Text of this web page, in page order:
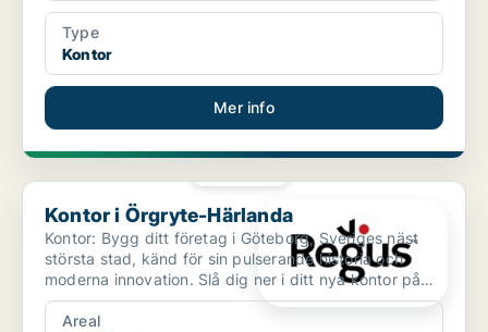
Type
Kontor
Mer info
Kontor i Örgryte-Härlanda
Kontor i Örgryte-Härlanda
Kontor: Bygg ditt företag i Göteborg, Sveriges näst
största stad, känd för sin pulserande historia och
moderna innovation. Slå dig ner i ditt nya kontor på
G...
Areal